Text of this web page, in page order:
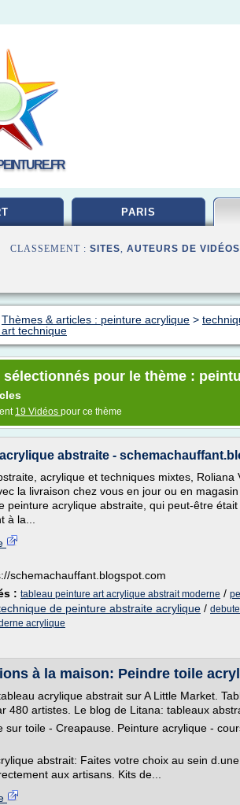
PARIS
CLASSEMENT : SITES, AUTEURS DE VIDÉOS
Thèmes & articles : peinture acrylique >
technique
pour le thème :
19 Vidéos pour ce thème
abstraite -
acrylique et techniques mixtes, Roliana
la livraison chez vous en jour ou en
peinture acrylique abstraite, qui peut-être
à la...
schemachauffant.blogspot.com
: tableau peinture art acrylique abstrait moderne /
de peinture abstraite acrylique /
acrylique
à la maison: Peindre toile
acrylique abstrait sur A Little Market.
480 artistes. Le blog de Litana: tableaux
sur toile - Creapause. Peinture acrylique -
abstrait: Faites votre choix au sein
aux artisans. Kits de...